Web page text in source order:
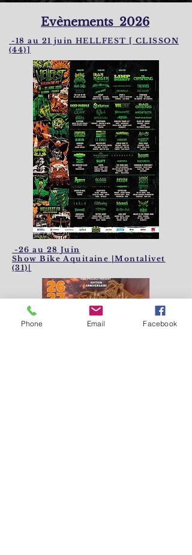
Evènements 2026
-18 au 21 juin HELLFEST [ CLISSON
(44)]
-26 au 28 Juin
Show Bike Aquitaine |Montalivet
(31)|
Phone Email Facebook